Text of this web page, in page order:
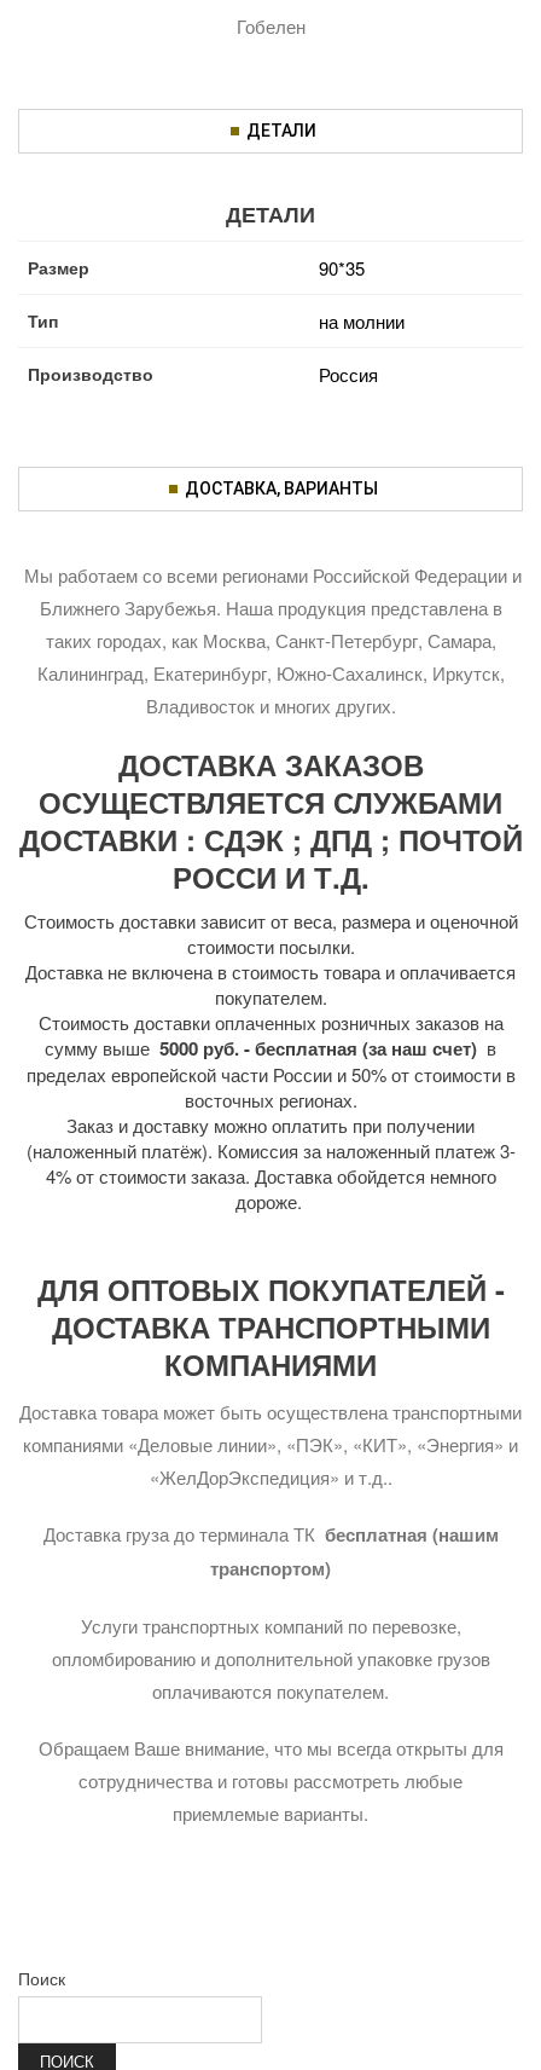
Гобелен
ДЕТАЛИ
ДЕТАЛИ
Размер 90*35
Тип на молнии
Производство Россия
ДОСТАВКА, ВАРИАНТЫ
Мы работаем со всеми регионами Российской Федерации и
Ближнего Зарубежья. Наша продукция представлена в
таких городах, как Москва, Санкт-Петербург, Самара,
Калининград, Екатеринбург, Южно-Сахалинск, Иркутск,
Владивосток и многих других.
ДОСТАВКА ЗАКАЗОВ
ОСУЩЕСТВЛЯЕТСЯ СЛУЖБАМИ
ДОСТАВКИ : СДЭК ; ДПД ; ПОЧТОЙ
РОССИ И Т.Д.
Стоимость доставки зависит от веса, размера и оценочной
стоимости посылки.
Доставка не включена в стоимость товара и оплачивается
покупателем.
Стоимость доставки оплаченных розничных заказов на
сумму выше 5000 руб. - бесплатная (за наш счет) в
пределах европейской части России и 50% от стоимости в
восточных регионах.
Заказ и доставку можно оплатить при получении
(наложенный платёж). Комиссия за наложенный платеж 3-
4% от стоимости заказа. Доставка обойдется немного
дороже.
ДЛЯ ОПТОВЫХ ПОКУПАТЕЛЕЙ -
ДОСТАВКА ТРАНСПОРТНЫМИ
КОМПАНИЯМИ
Доставка товара может быть осуществлена транспортными
компаниями «Деловые линии», «ПЭК», «КИТ», «Энергия» и
«ЖелДорЭкспедиция» и т.д..
Доставка груза до терминала ТК бесплатная (нашим
транспортом)
Услуги транспортных компаний по перевозке,
опломбированию и дополнительной упаковке грузов
оплачиваются покупателем.
Обращаем Ваше внимание, что мы всегда открыты для
сотрудничества и готовы рассмотреть любые
приемлемые варианты.
Поиск
ПОИСК